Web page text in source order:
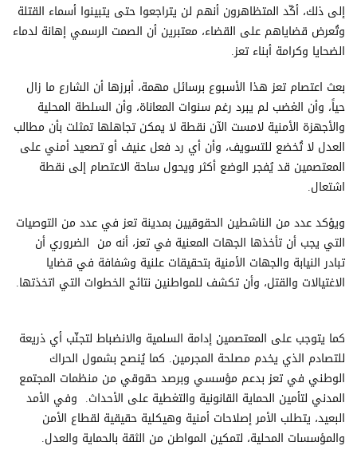
إلى ذلك، أكّد المتظاهرون أنهم لن يتراجعوا حتى يتبينوا أسماء القتلة
وتُعرض قضاياهم على القضاء، معتبرين أن الصمت الرسمي إهانة لدماء
الضحايا وكرامة أبناء تعز.
بعث اعتصام تعز هذا الأسبوع برسائل مهمة، أبرزها أن الشارع ما زال
حياً، وأن الغضب لم يبرد رغم سنوات المعاناة، وأن السلطة المحلية
والأجهزة الأمنية لامست الآن نقطة لا يمكن تجاهلها تمثلت بأن مطالب
العدل لا تُخضع للتسويف، وأن أي رد فعل عنيف أو تصعيد أمني على
المعتصمين قد يُفجر الوضع أكثر ويحول ساحة الاعتصام إلى نقطة
اشتعال.
ويؤكد عدد من الناشطين الحقوقيين بمدينة تعز في عدد من التوصيات
التي يجب أن تأخذها الجهات المعنية في تعز، أنه من الضروري أن
تبادر النيابة والجهات الأمنية بتحقيقات علنية وشفافة في قضايا
الاغتيالات والقتل، وأن تكشف للمواطنين نتائج الخطوات التي اتخذتها.
كما يتوجب على المعتصمين إدامة السلمية والانضباط لتجنّب أي ذريعة
للتصادم الذي يخدم مصلحة المجرمين. كما يُنصح بشمول الحراك
الوطني في تعز بدعم مؤسسي وبرصد حقوقي من منظمات المجتمع
المدني لتأمين الحماية القانونية والتغطية على الأحداث. وفي الأمد
البعيد، يتطلب الأمر إصلاحات أمنية وهيكلية حقيقية لقطاع الأمن
والمؤسسات المحلية، لتمكين المواطن من الثقة بالحماية والعدل.